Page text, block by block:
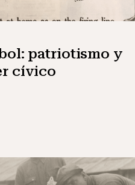
patriotismo y
cívico